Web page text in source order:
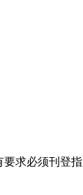
求必须刊登